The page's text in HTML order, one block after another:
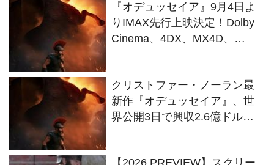
『オデュッセイア』9月4日よ
りIMAX先行上映決定！Dolby
Cinema、4DX、MX4D、
クリストファー・ノーラン最
新作『オデュッセイア』、世
界公開3日で興収2.6億ドルの
【2026 PREVIEW】スクリー